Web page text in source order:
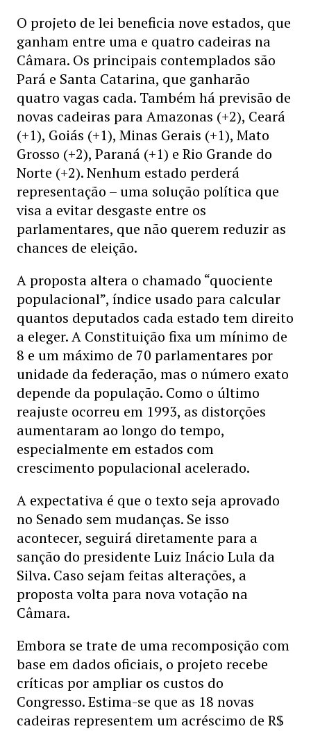
O projeto de lei beneficia nove estados, que
ganham entre uma e quatro cadeiras na
Câmara. Os principais contemplados são
Pará e Santa Catarina, que ganharão
quatro vagas cada. Também há previsão de
novas cadeiras para Amazonas (+2), Ceará
(+1), Goiás (+1), Minas Gerais (+1), Mato
Grosso (+2), Paraná (+1) e Rio Grande do
Norte (+2). Nenhum estado perderá
representação – uma solução política que
visa a evitar desgaste entre os
parlamentares, que não querem reduzir as
chances de eleição.
A proposta altera o chamado “quociente
populacional”, índice usado para calcular
quantos deputados cada estado tem direito
a eleger. A Constituição fixa um mínimo de
8 e um máximo de 70 parlamentares por
unidade da federação, mas o número exato
depende da população. Como o último
reajuste ocorreu em 1993, as distorções
aumentaram ao longo do tempo,
especialmente em estados com
crescimento populacional acelerado.
A expectativa é que o texto seja aprovado
no Senado sem mudanças. Se isso
acontecer, seguirá diretamente para a
sanção do presidente Luiz Inácio Lula da
Silva. Caso sejam feitas alterações, a
proposta volta para nova votação na
Câmara.
Embora se trate de uma recomposição com
base em dados oficiais, o projeto recebe
críticas por ampliar os custos do
Congresso. Estima-se que as 18 novas
cadeiras representem um acréscimo de R$